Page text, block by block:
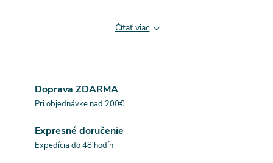
Čítať viac
Doprava ZDARMA
Pri objednávke nad 200€
Expresné doručenie
Expedícia do 48 hodín